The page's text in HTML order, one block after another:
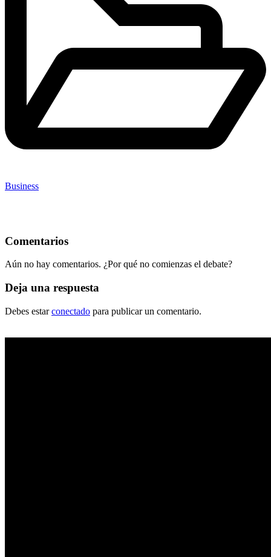
Business
Comentarios
Aún no hay comentarios. ¿Por qué no comienzas el debate?
Deja una respuesta
Debes estarconectado para publicar un comentario.